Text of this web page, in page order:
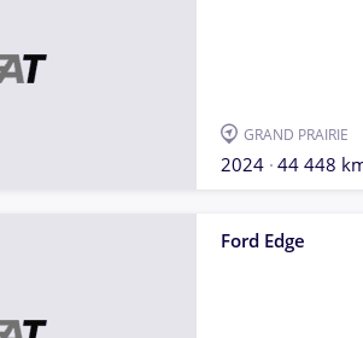
GRAND PRAIRIE
2024 44 448
Ford Edge